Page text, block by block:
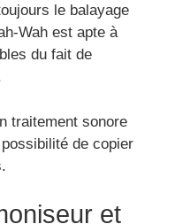
le balayage
Wah est apte à
du fait de
traitement sonore
de copier
et